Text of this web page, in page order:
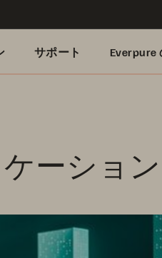
サポート Everpure
ーショ